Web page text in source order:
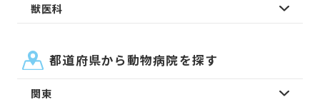
獣医科
都道府県から動物病院を探す
関東